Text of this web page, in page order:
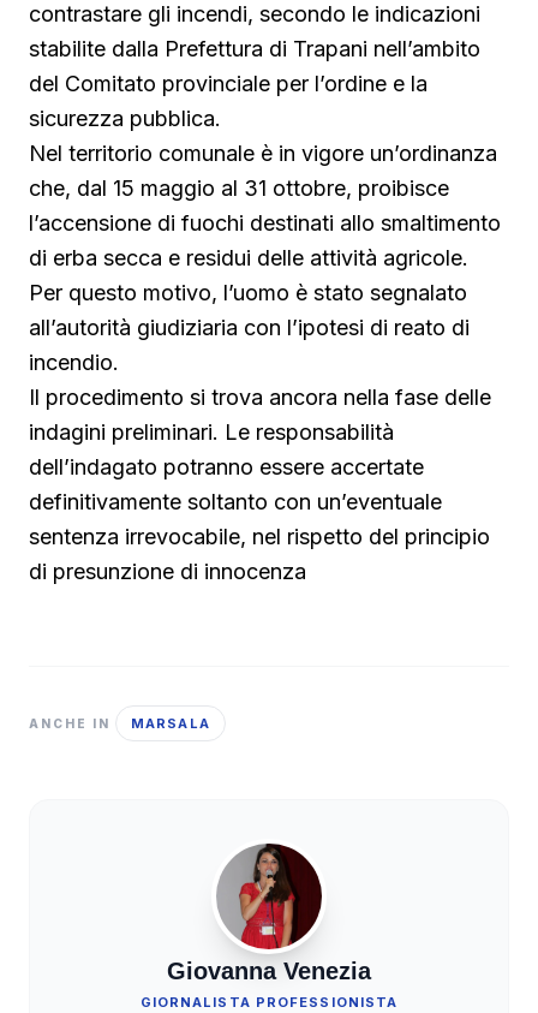
contrastare gli incendi, secondo le indicazioni
stabilite dalla Prefettura di Trapani nell’ambito
del Comitato provinciale per l’ordine e la
sicurezza pubblica.
Nel territorio comunale è in vigore un’ordinanza
che, dal 15 maggio al 31 ottobre, proibisce
l’accensione di fuochi destinati allo smaltimento
di erba secca e residui delle attività agricole.
Per questo motivo, l’uomo è stato segnalato
all’autorità giudiziaria con l’ipotesi di reato di
incendio.
Il procedimento si trova ancora nella fase delle
indagini preliminari. Le responsabilità
dell’indagato potranno essere accertate
definitivamente soltanto con un’eventuale
sentenza irrevocabile, nel rispetto del principio
di presunzione di innocenza
ANCHE IN MARSALA
Giovanna Venezia
GIORNALISTA PROFESSIONISTA